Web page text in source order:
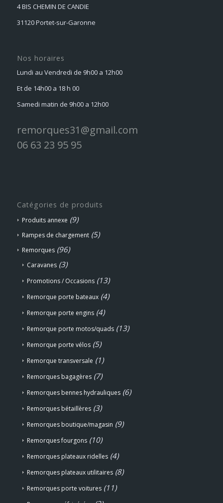
4 BIS CHEMIN DE CANDIE
31120 Portet-sur-Garonne
Nos horaires
Lundi au Vendredi de 9h00 a 12h00
Et de 14h00 a 18 h 00
Samedi matin de 9h00 a 12h00
remorques31@gmail.com
06 63 23 95 95
Catégories de produits
Produits annexe (9)
Rampes de chargement (5)
Remorques (96)
Caravanes (3)
Promotions / Occasions (13)
Remorque porte bateaux (4)
Remorque porte engins (4)
Remorque porte motos/quads (13)
Remorque porte vélos (5)
Remorque transversale (1)
Remorques bagagères (7)
Remorques bennes hydrauliques (6)
Remorques bétaillères (3)
Remorques boutique/magasin (9)
Remorques fourgons (10)
Remorques plateaux ridelles (4)
Remorques plateaux utilitaires (8)
Remorques porte voitures (11)